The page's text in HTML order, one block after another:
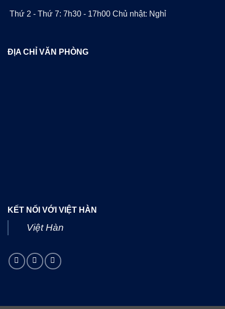
Thứ 2 - Thứ 7: 7h30 - 17h00 Chủ nhật: Nghỉ
ĐỊA CHỈ VĂN PHÒNG
KẾT NỐI VỚI VIỆT HÀN
Việt Hàn